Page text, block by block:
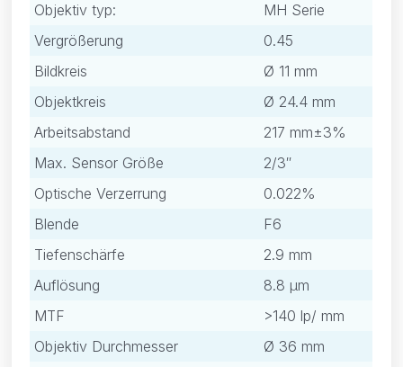
Objektiv typ:
MH Serie
Vergrößerung
0.45
Bildkreis
Ø 11 mm
Objektkreis
Ø 24.4 mm
Arbeitsabstand
217 mm±3%
Max. Sensor Größe
2/3″
Optische Verzerrung
0.022%
Blende
F6
Tiefenschärfe
2.9 mm
Auflösung
8.8 μm
MTF
>140 lp/ mm
Objektiv Durchmesser
Ø 36 mm